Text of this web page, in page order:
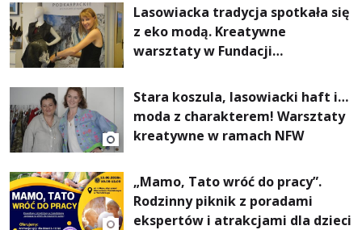
Lasowiacka tradycja spotkała się
z eko modą. Kreatywne
warsztaty w Fundacji
Stara koszula, lasowiacki haft i…
moda z charakterem! Warsztaty
kreatywne w ramach NFW
„Mamo, Tato wróć do pracy”.
Rodzinny piknik z poradami
ekspertów i atrakcjami dla dzieci